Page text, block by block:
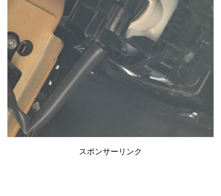
スポンサーリンク